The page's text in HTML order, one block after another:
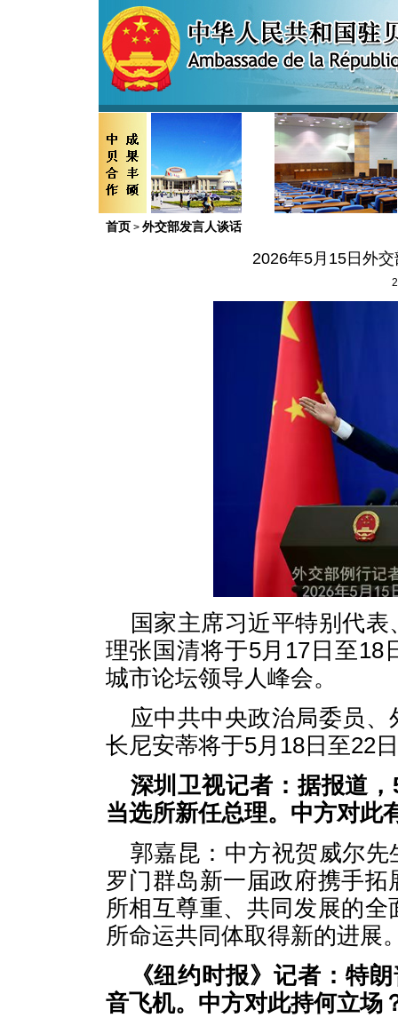
首页 > 外交部发言人谈话
2026年5月15日外
国家主席习近平特别代
理张国清将于5月17日至18
城市论坛领导人峰会。
应中共中央政治局委员
长尼安蒂将于5月18日至22
深圳卫视记者：据报道
当选所新任总理。中方对此
郭嘉昆：中方祝贺威尔
罗门群岛新一届政府携手
所相互尊重、共同发展的
所命运共同体取得新的进展
《纽约时报》记者：特
音飞机。中方对此持何立场